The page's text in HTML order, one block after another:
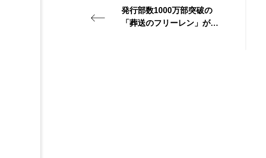
発行部数1000万部突破の
「葬送のフリーレン」がア